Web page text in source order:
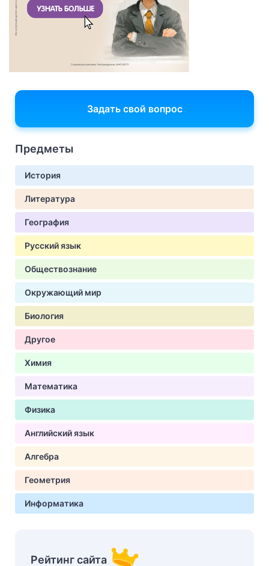
Задать свой вопрос
Предметы
История
Литература
География
Русский язык
Обществознание
Окружающий мир
Биология
Другое
Химия
Математика
Физика
Английский язык
Алгебра
Геометрия
Информатика
Рейтинг сайта